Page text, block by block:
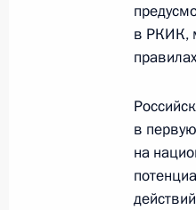
26
Герман
26
25
в РКИК,
в
на